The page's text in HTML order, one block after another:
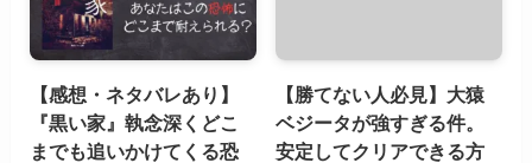
【感想・ネタバレあり】
『黒い家』執念深くどこ
までも追いかけてくる恐
【勝てない人必見】大猿
ベジータが強すぎる件。
安定してクリアできる方